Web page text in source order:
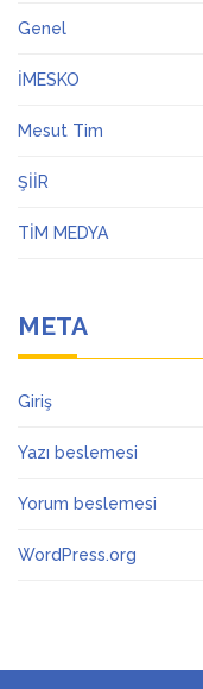
Genel
İMESKO
Mesut Tim
ŞİİR
TİM MEDYA
META
Giriş
Yazı beslemesi
Yorum beslemesi
WordPress.org